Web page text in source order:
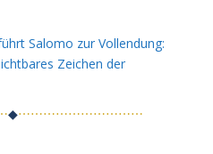
Salomo zur Vollendung:
Zeichen der
◆⋯⋯⋯⋯⋯⋯⋯⋯⋯⋯